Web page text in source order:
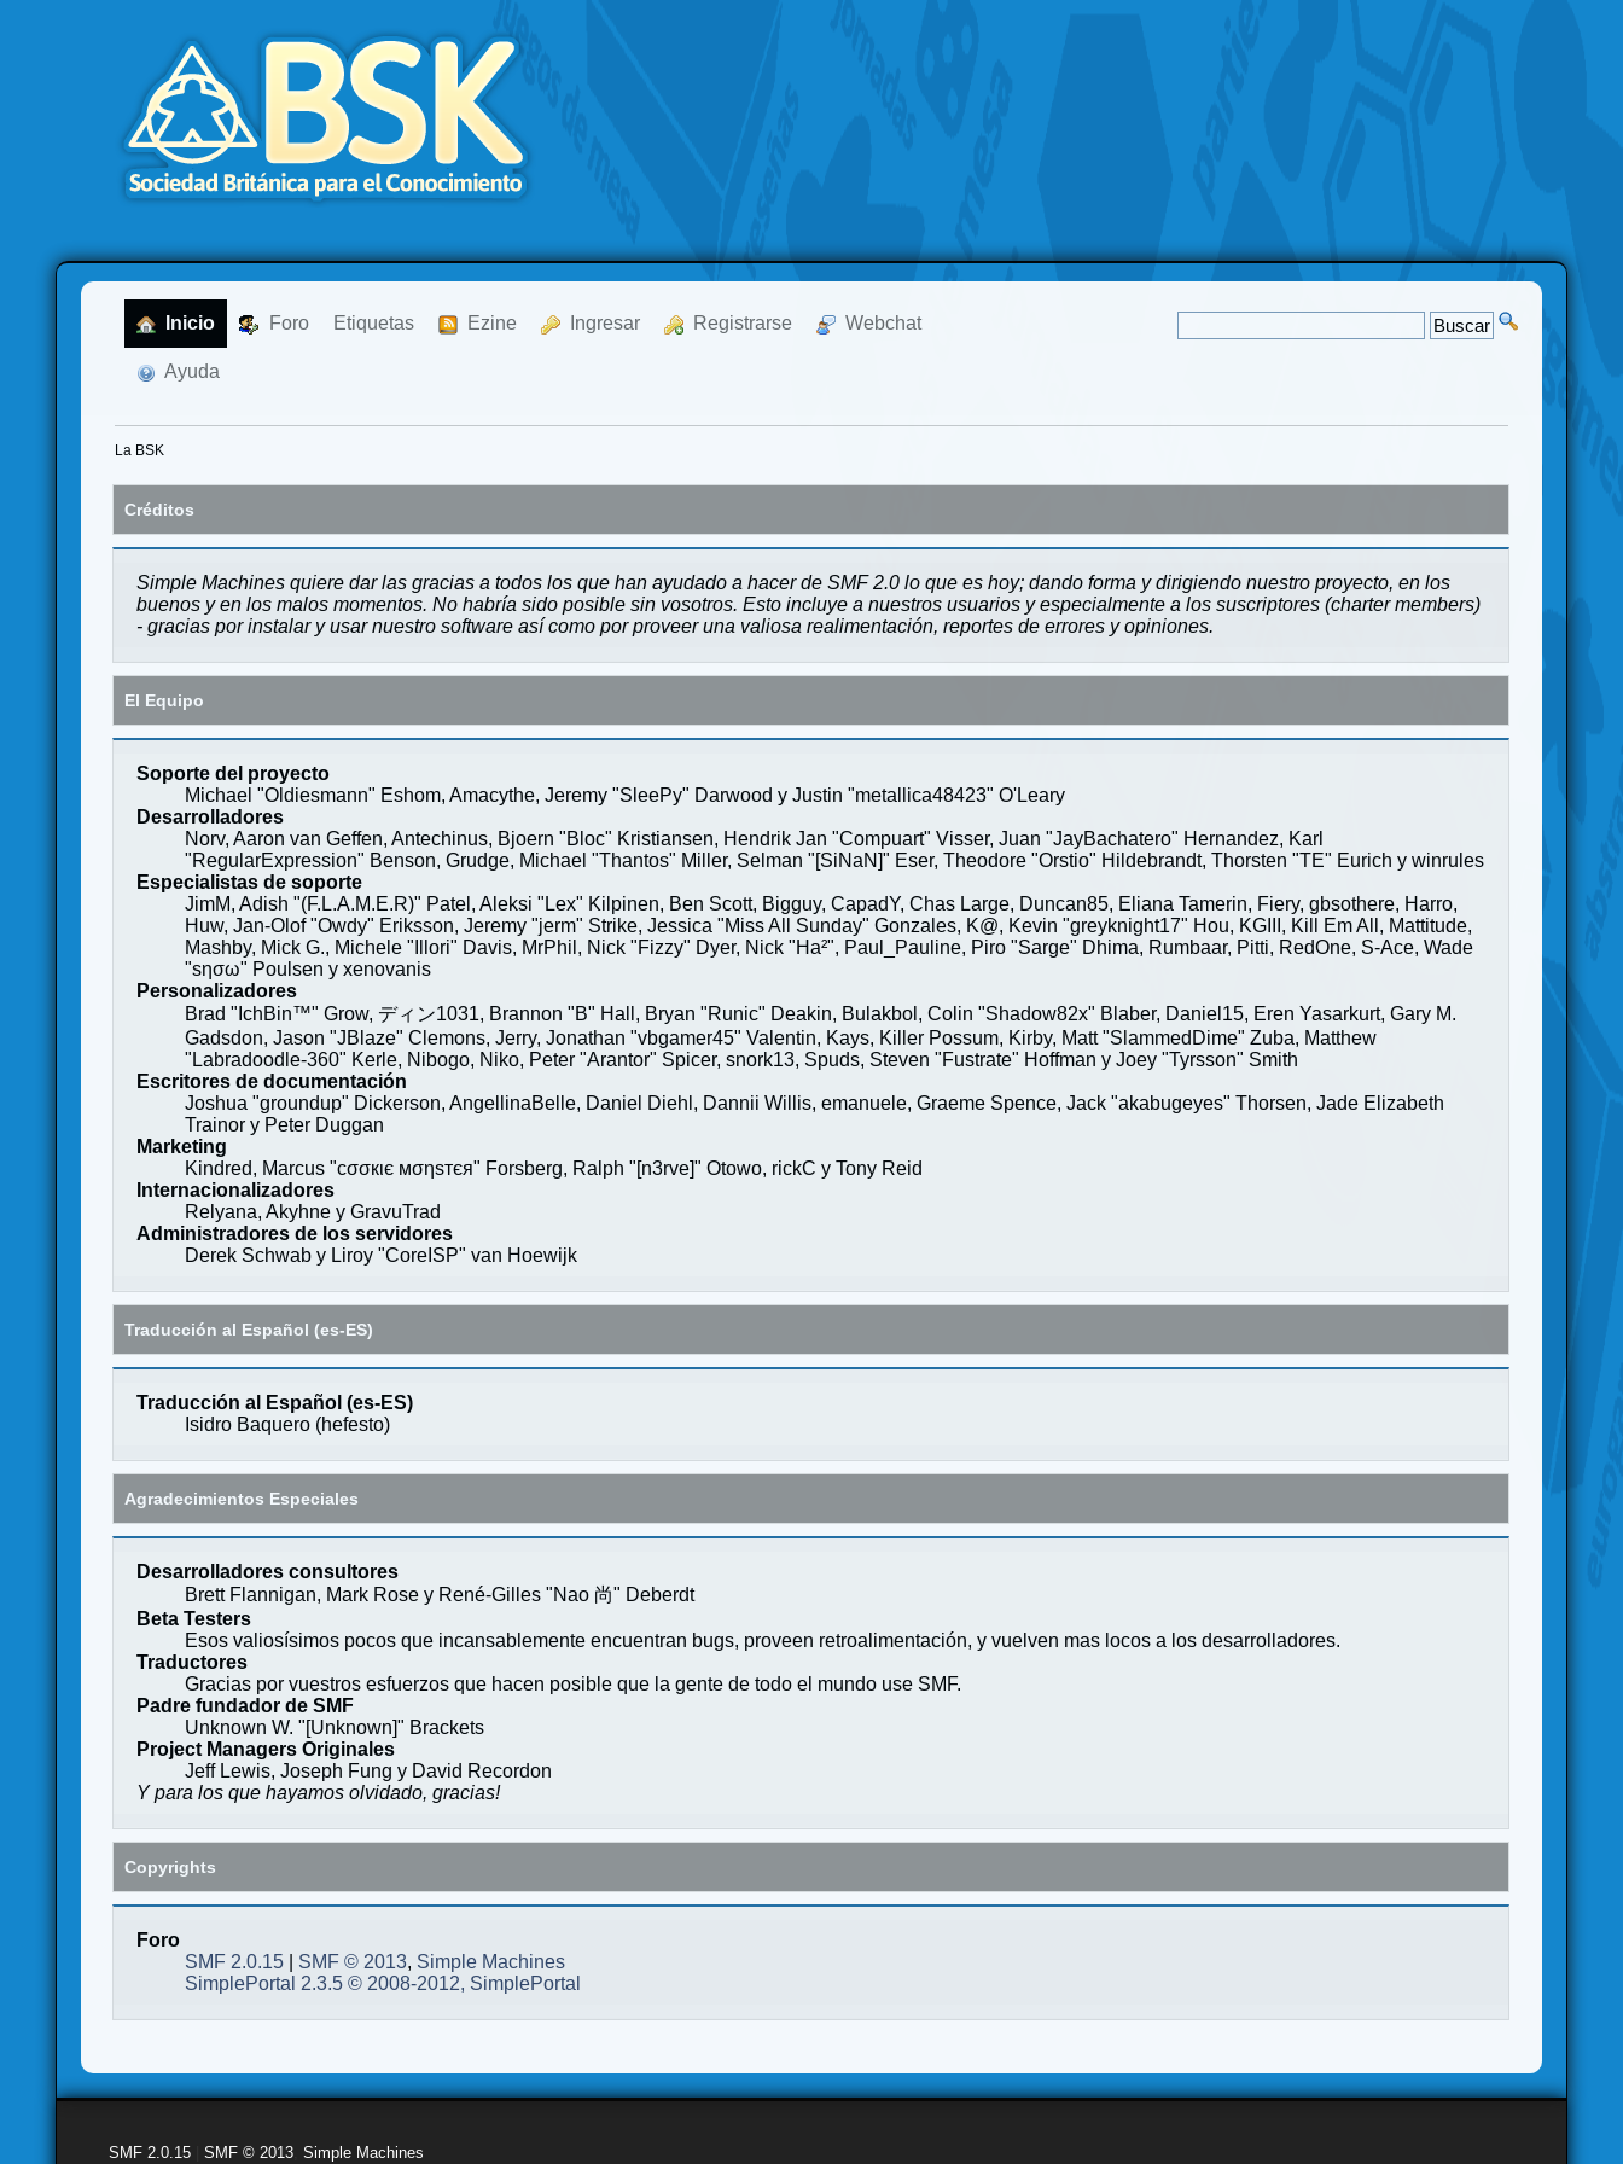
Inicio Foro Etiquetas Ezine Ingresar Registrarse Webchat
Ayuda
La BSK
Créditos
Simple Machines quiere dar las gracias a todos los que han ayudado a hacer de SMF 2.0 lo que es hoy; dando forma y dirigiendo nuestro proyecto, en los
buenos y en los malos momentos. No habría sido posible sin vosotros. Esto incluye a nuestros usuarios y especialmente a los suscriptores (charter members)
- gracias por instalar y usar nuestro software así como por proveer una valiosa realimentación, reportes de errores y opiniones.
El Equipo
Soporte del proyecto
Michael "Oldiesmann" Eshom, Amacythe, Jeremy "SleePy" Darwood y Justin "metallica48423" O'Leary
Desarrolladores
Norv, Aaron van Geffen, Antechinus, Bjoern "Bloc" Kristiansen, Hendrik Jan "Compuart" Visser, Juan "JayBachatero" Hernandez, Karl
"RegularExpression" Benson, Grudge, Michael "Thantos" Miller, Selman "[SiNaN]" Eser, Theodore "Orstio" Hildebrandt, Thorsten "TE" Eurich y winrules
Especialistas de soporte
JimM, Adish "(F.L.A.M.E.R)" Patel, Aleksi "Lex" Kilpinen, Ben Scott, Bigguy, CapadY, Chas Large, Duncan85, Eliana Tamerin, Fiery, gbsothere, Harro,
Huw, Jan-Olof "Owdy" Eriksson, Jeremy "jerm" Strike, Jessica "Miss All Sunday" Gonzales, K@, Kevin "greyknight17" Hou, KGIII, Kill Em All, Mattitude,
Mashby, Mick G., Michele "Illori" Davis, MrPhil, Nick "Fizzy" Dyer, Nick "Ha²", Paul_Pauline, Piro "Sarge" Dhima, Rumbaar, Pitti, RedOne, S-Ace, Wade
"sησω" Poulsen y xenovanis
Personalizadores
Brad "IchBin™" Grow, ディン1031, Brannon "B" Hall, Bryan "Runic" Deakin, Bulakbol, Colin "Shadow82x" Blaber, Daniel15, Eren Yasarkurt, Gary M.
Gadsdon, Jason "JBlaze" Clemons, Jerry, Jonathan "vbgamer45" Valentin, Kays, Killer Possum, Kirby, Matt "SlammedDime" Zuba, Matthew
"Labradoodle-360" Kerle, Nibogo, Niko, Peter "Arantor" Spicer, snork13, Spuds, Steven "Fustrate" Hoffman y Joey "Tyrsson" Smith
Escritores de documentación
Joshua "groundup" Dickerson, AngellinaBelle, Daniel Diehl, Dannii Willis, emanuele, Graeme Spence, Jack "akabugeyes" Thorsen, Jade Elizabeth
Trainor y Peter Duggan
Marketing
Kindred, Marcus "cσσкιє мσηѕтєя" Forsberg, Ralph "[n3rve]" Otowo, rickC y Tony Reid
Internacionalizadores
Relyana, Akyhne y GravuTrad
Administradores de los servidores
Derek Schwab y Liroy "CoreISP" van Hoewijk
Traducción al Español (es-ES)
Traducción al Español (es-ES)
Isidro Baquero (hefesto)
Agradecimientos Especiales
Desarrolladores consultores
Brett Flannigan, Mark Rose y René-Gilles "Nao 尚" Deberdt
Beta Testers
Esos valiosísimos pocos que incansablemente encuentran bugs, proveen retroalimentación, y vuelven mas locos a los desarrolladores.
Traductores
Gracias por vuestros esfuerzos que hacen posible que la gente de todo el mundo use SMF.
Padre fundador de SMF
Unknown W. "[Unknown]" Brackets
Project Managers Originales
Jeff Lewis, Joseph Fung y David Recordon
Y para los que hayamos olvidado, gracias!
Copyrights
Foro
SMF 2.0.15
SMF © 2013, Simple Machines
SimplePortal 2.3.5 © 2008-2012, SimplePortal
SMF 2.0.15 |SMF © 2013 ,Simple Machines